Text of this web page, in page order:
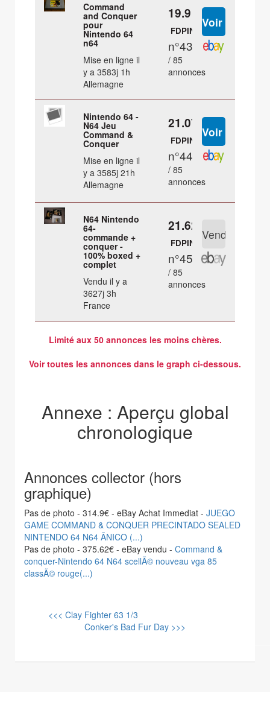
Command
and Conquer
pour
Nintendo 64
n64
Mise en ligne il
y a 3583j 1h
Allemagne
19.9 €
FDPIN
n°43
/ 85
annonces
Nintendo 64 -
N64 Jeu
Command &
Conquer
Mise en ligne il
y a 3585j 21h
Allemagne
21.07 €
FDPIN
n°44
/ 85
annonces
N64 Nintendo
64-
commande +
conquer -
100% boxed +
complet
Vendu il y a
3627j 3h
France
21.62 €
FDPIN
n°45
/ 85
annonces
Limité aux 50 annonces les moins chères.
Voir toutes les annonces dans le graph ci-dessous.
Annexe : Aperçu global
chronologique
Annonces collector (hors
graphique)
Pas de photo - 314.9€ - eBay Achat Immediat - JUEGO
GAME COMMAND & CONQUER PRECINTADO SEALED
NINTENDO 64 N64 ÃNICO (...)
Pas de photo - 375.62€ - eBay vendu - Command &
conquer-Nintendo 64 N64 scellÃ© nouveau vga 85
classÃ© rouge(...)
<<< Clay Fighter 63 1/3
Conker's Bad Fur Day >>>